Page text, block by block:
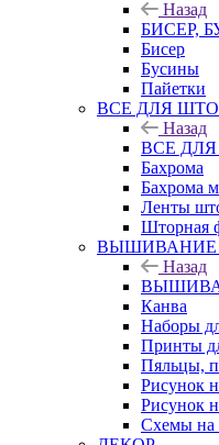
Назад
БИСЕР,
Бисер
Бусины
Пайетки
ВСЕ ДЛЯ
Назад
ВСЕ
Бахрома
Бахрома
Ленты
Шторная
ВЫШИВАНИЕ
Назад
Канва
Наборы
Принты
Пяльцы,
Рисунок
Рисунок
Схемы на